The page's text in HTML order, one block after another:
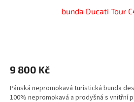
bunda Ducati Tour
9 800 Kč
Pánská nepromokavá turistická bunda
100% nepromokavá a prodyšná s vnitřní